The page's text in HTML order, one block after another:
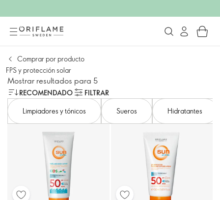
Comprar por producto
FPS y protección solar
Mostrar resultados para 5
RECOMENDADO
FILTRAR
Limpiadores y tónicos
Sueros Hidratantes